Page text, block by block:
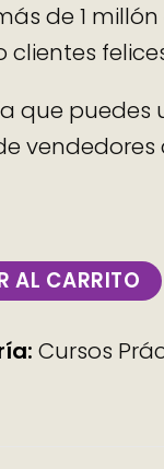
de 1
clientes
que
AL CARRITO
Cursos